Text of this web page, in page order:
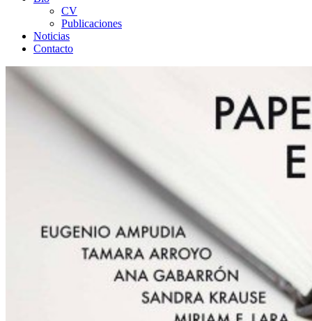
CV
Publicaciones
Noticias
Contacto